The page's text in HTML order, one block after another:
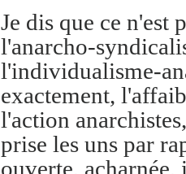
Je dis que ce n'est
l'anarcho-
l'individualisme-
exactement,
l'action
prise les uns par
ouverte,